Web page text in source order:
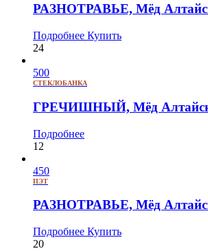
РАЗНОТРАВЬЕ, Мёд
Подробнее Купить
24
500
СТЕКЛОБАНКА
ГРЕЧИШНЫЙ, Мёд
Подробнее
12
450
ПЭТ
РАЗНОТРАВЬЕ, Мёд
Подробнее Купить
20